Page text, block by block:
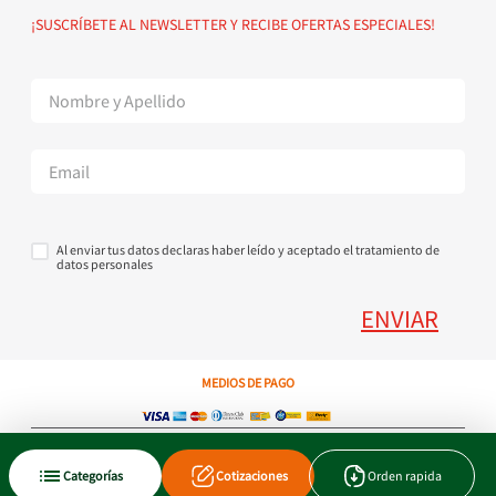
Categorías Cotizaciones Orden rapida
Suscribete al Newsletter
Superintendencia de Industria y Comercio
¡SUSCRÍBETE AL NEWSLETTER Y RECIBE OFERTAS ESPECIALES!
Al enviar tus datos declaras haber leído y aceptado el tratamiento de
datos personales
ENVIAR
MEDIOS DE PAGO
Copyright © 2023 JEN SA. Derechos Reservados. Util.com.co.